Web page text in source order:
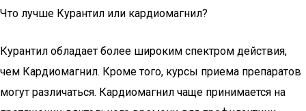
Что лучше Курантил или кардиомагнил?
Курантил обладает более широким спектром действия,
чем Кардиомагнил. Кроме того, курсы приема препаратов
могут различаться. Кардиомагнил чаще принимается на